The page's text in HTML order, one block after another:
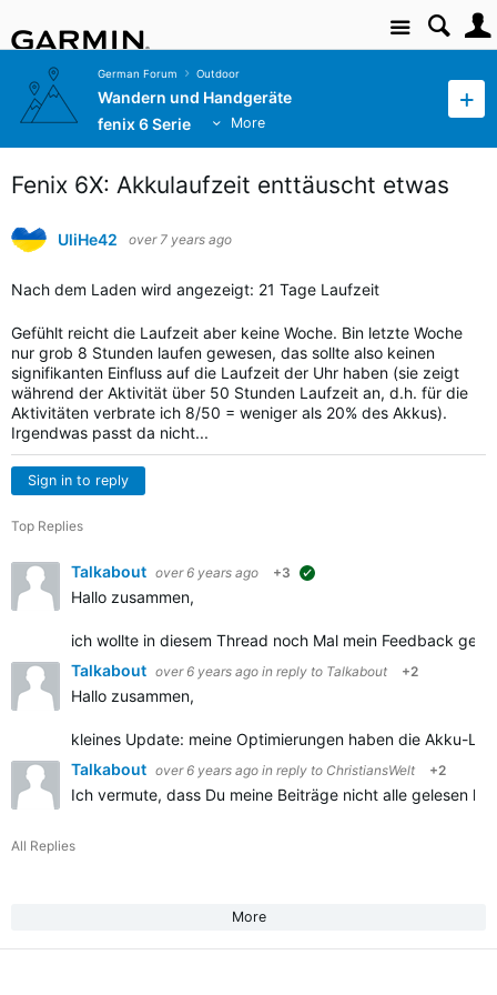
Site
German Forum Outdoor
Wandern und Handgeräte
fenix 6 Serie
More
Fenix 6X: Akkulaufzeit enttäuscht etwas
UliHe42 over 7 years ago
Nach dem Laden wird angezeigt: 21 Tage Laufzeit
Gefühlt reicht die Laufzeit aber keine Woche. Bin letzte Woche
nur grob 8 Stunden laufen gewesen, das sollte also keinen
signifikanten Einfluss auf die Laufzeit der Uhr haben (sie zeigt
während der Aktivität über 50 Stunden Laufzeit an, d.h. für die
Aktivitäten verbrate ich 8/50 = weniger als 20% des Akkus).
Irgendwas passt da nicht...
Sign in to reply
Top Replies
Talkabout over 6 years ago +3
Hallo zusammen,
ich wollte in diesem Thread noch Mal mein Feedback
Talkabout over 6 years ago in reply to Talkabout +2
Hallo zusammen,
kleines Update: meine Optimierungen haben die Akku-
Talkabout over 6 years ago in reply to ChristiansWelt +2
Ich vermute, dass Du meine Beiträge nicht alle gelesen
All Replies
More